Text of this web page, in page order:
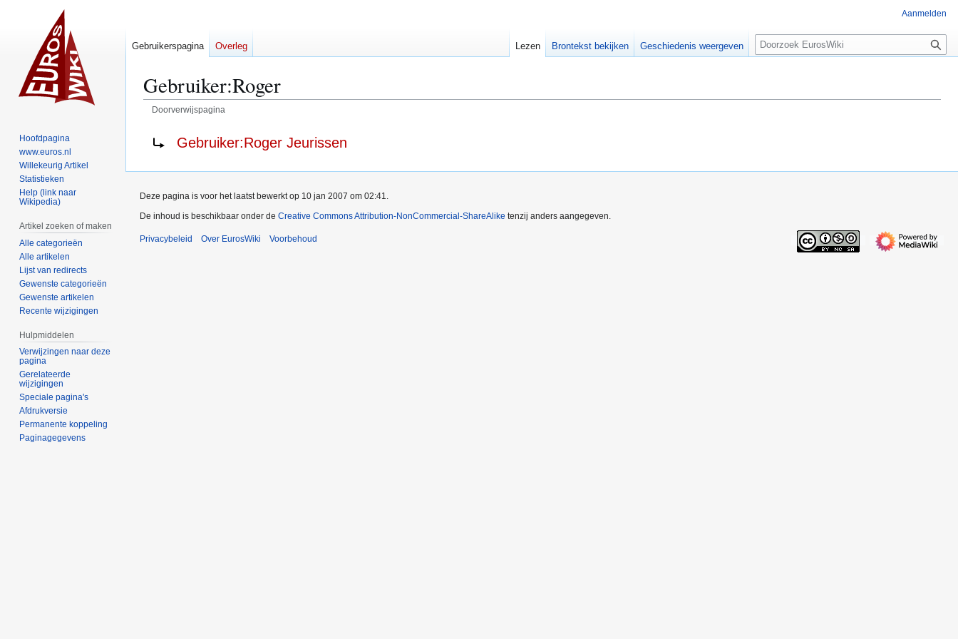
Gebruiker:Roger
Doorverwijspagina
navigatie
zoeken
Doorverwijzing naar:
Gebruiker:Roger Jeurissen
Aanmelden
Gebruikerspagina Overleg Lezen Brontekst bekijken Geschiedenis weergeven
Z
o
e
Hoofdpagina
www.euros.nl
Willekeurig Artikel
Statistieken
Help (link naar
Wikipedia)
Artikel zoeken of maken
Alle categorieën
Alle artikelen
Lijst van redirects
Gewenste categorieën
Gewenste artikelen
Recente wijzigingen
Hulpmiddelen
Verwijzingen naar deze
pagina
Gerelateerde
wijzigingen
Speciale pagina's
Afdrukversie
Permanente koppeling
Paginagegevens
Deze pagina is voor het laatst bewerkt op 10 jan 2007 om 02:41.
De inhoud is beschikbaar onder de Creative Commons Attribution-NonCommercial-ShareAlike tenzij anders aangegeven.
Privacybeleid Over EurosWiki Voorbehoud